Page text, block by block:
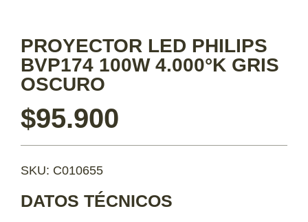
PROYECTOR LED PHILIPS
BVP174 100W 4.000°K GRIS
OSCURO
$95.900
SKU: C010655
DATOS TÉCNICOS